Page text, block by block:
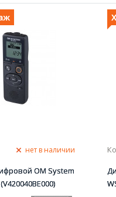
нет в наличии
OM System